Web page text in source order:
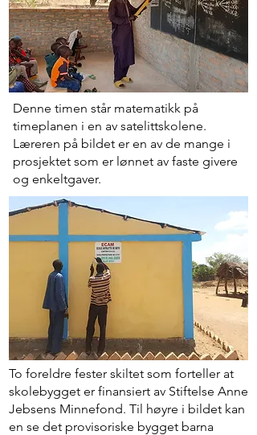
Denne timen står matematikk på
timeplanen i en av satelittskolene.
Læreren på bildet er en av de mange i
prosjektet som er lønnet av faste givere
og enkeltgaver.
To foreldre fester skiltet som forteller at
skolebygget er finansiert av Stiftelse Anne
Jebsens Minnefond. Til høyre i bildet kan
en se det provisoriske bygget barna